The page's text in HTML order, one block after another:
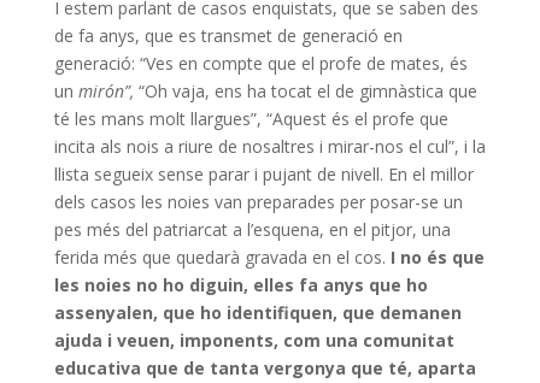
I estem parlant de casos enquistats, que se saben des
de fa anys, que es transmet de generació en
generació: “Ves en compte que el profe de mates, és
un mirón”, “Oh vaja, ens ha tocat el de gimnàstica que
té les mans molt llargues”, “Aquest és el profe que
incita als nois a riure de nosaltres i mirar-nos el cul”, i la
llista segueix sense parar i pujant de nivell. En el millor
dels casos les noies van preparades per posar-se un
pes més del patriarcat a l’esquena, en el pitjor, una
ferida més que quedarà gravada en el cos. I no és que
les noies no ho diguin, elles fa anys que ho
assenyalen, que ho identifiquen, que demanen
ajuda i veuen, imponents, com una comunitat
educativa que de tanta vergonya que té, aparta